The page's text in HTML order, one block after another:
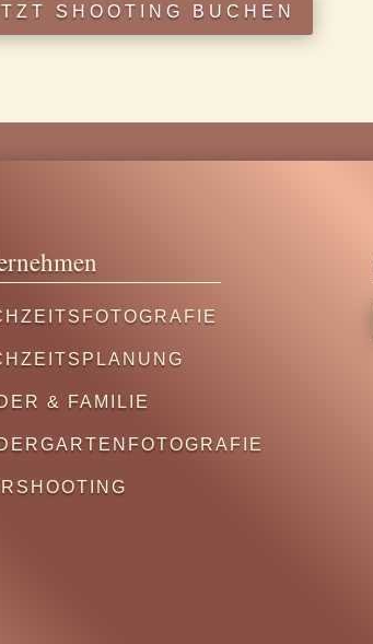
SHOOTING BUCHEN
& FAMILIE